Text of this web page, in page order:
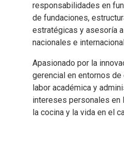
responsabilidades en
de fundaciones,
estratégicas y asesoría
nacionales e
Apasionado por la
gerencial en entornos
labor académica y
intereses personales en
la cocina y la vida en el